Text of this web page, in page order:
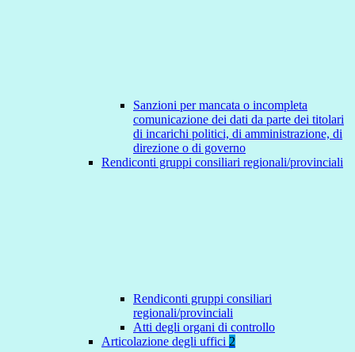
Sanzioni per mancata o incompleta
comunicazione dei dati da parte dei titolari
di incarichi politici, di amministrazione, di
direzione o di governo
Rendiconti gruppi consiliari regionali/provinciali
Rendiconti gruppi consiliari
regionali/provinciali
Atti degli organi di controllo
Articolazione degli uffici 2